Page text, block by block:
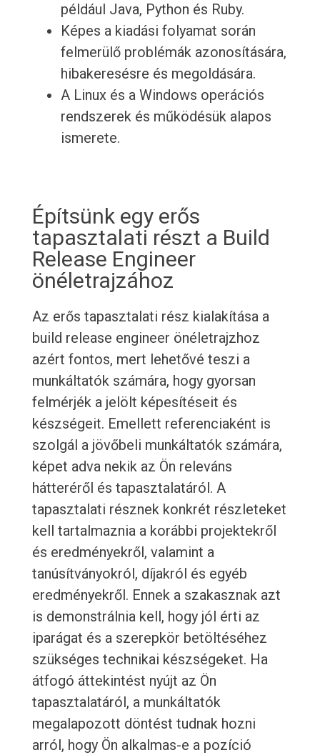
például Java, Python és Ruby.
Képes a kiadási folyamat során
felmerülő problémák azonosítására,
hibakeresésre és megoldására.
A Linux és a Windows operációs
rendszerek és működésük alapos
ismerete.
Építsünk egy erős
tapasztalati részt a Build
Release Engineer
önéletrajzához
Az erős tapasztalati rész kialakítása a
build release engineer önéletrajzhoz
azért fontos, mert lehetővé teszi a
munkáltatók számára, hogy gyorsan
felmérjék a jelölt képesítéseit és
készségeit. Emellett referenciaként is
szolgál a jövőbeli munkáltatók számára,
képet adva nekik az Ön releváns
hátteréről és tapasztalatáról. A
tapasztalati résznek konkrét részleteket
kell tartalmaznia a korábbi projektekről
és eredményekről, valamint a
tanúsítványokról, díjakról és egyéb
eredményekről. Ennek a szakasznak azt
is demonstrálnia kell, hogy jól érti az
iparágat és a szerepkör betöltéséhez
szükséges technikai készségeket. Ha
átfogó áttekintést nyújt az Ön
tapasztalatáról, a munkáltatók
megalapozott döntést tudnak hozni
arról, hogy Ön alkalmas-e a pozíció